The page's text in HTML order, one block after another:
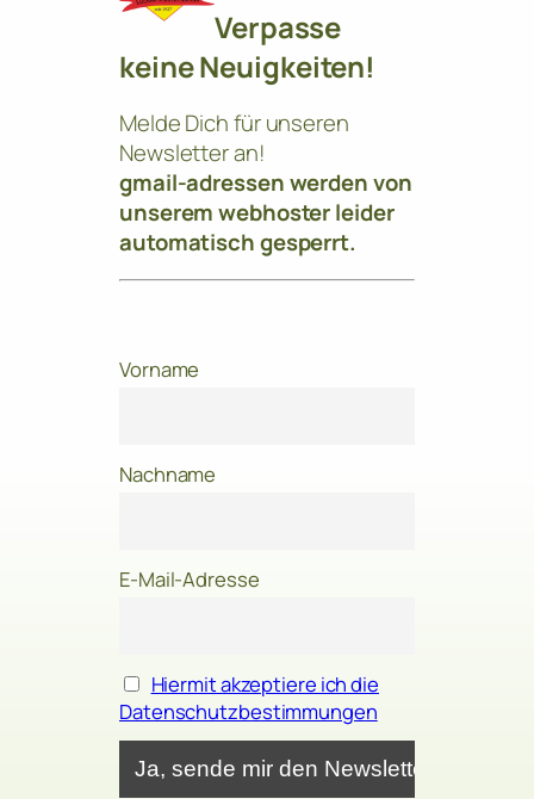
Verpasse
keine Neuigkeiten!
Melde Dich für unseren
Newsletter an!
gmail-adressen werden von
unserem webhoster leider
automatisch gesperrt.
Vorname
Nachname
E-Mail-Adresse
Hiermit akzeptiere ich die
Datenschutzbestimmungen